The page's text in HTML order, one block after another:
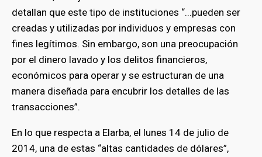
detallan que este tipo de instituciones “...pueden ser
creadas y utilizadas por individuos y empresas con
fines legítimos. Sin embargo, son una preocupación
por el dinero lavado y los delitos financieros,
económicos para operar y se estructuran de una
manera diseñada para encubrir los detalles de las
transacciones”.
En lo que respecta a Elarba, el lunes 14 de julio de
2014, una de estas “altas cantidades de dólares”,